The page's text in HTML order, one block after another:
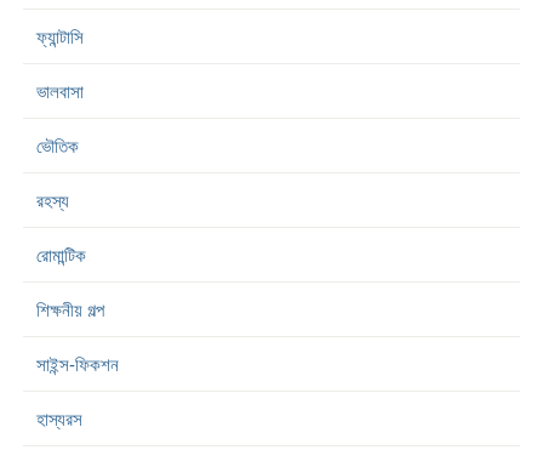
ফ্যান্টাসি
ভালবাসা
ভৌতিক
রহস্য
রোমান্টিক
শিক্ষনীয় গল্প
সাইন্স-ফিকশন
হাস্যরস